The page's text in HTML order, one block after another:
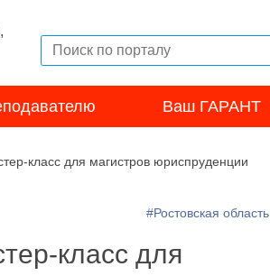
Ваш ГАРАНТ
класс для магистров юриспруденции
#Ростовская область
класс для